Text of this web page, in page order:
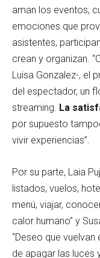
aman los eventos,
emociones que
asistentes,
crean y organizan.
Luisa Gonzalez-, el
del espectador, un
streaming. La
por supuesto
vivir experiencias”.
Por su parte, Laia
listados, vuelos,
menú, viajar,
calor humano” y
“Deseo que
de apagar las luces